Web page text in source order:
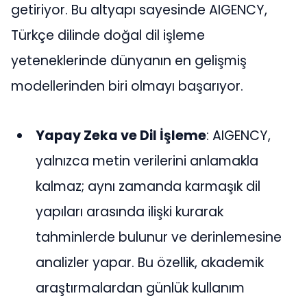
getiriyor. Bu altyapı sayesinde AIGENCY,
Türkçe dilinde doğal dil işleme
yeteneklerinde dünyanın en gelişmiş
modellerinden biri olmayı başarıyor​​.
Yapay Zeka ve Dil İşleme: AIGENCY,
yalnızca metin verilerini anlamakla
kalmaz; aynı zamanda karmaşık dil
yapıları arasında ilişki kurarak
tahminlerde bulunur ve derinlemesine
analizler yapar. Bu özellik, akademik
araştırmalardan günlük kullanım